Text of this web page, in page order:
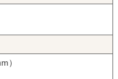
）